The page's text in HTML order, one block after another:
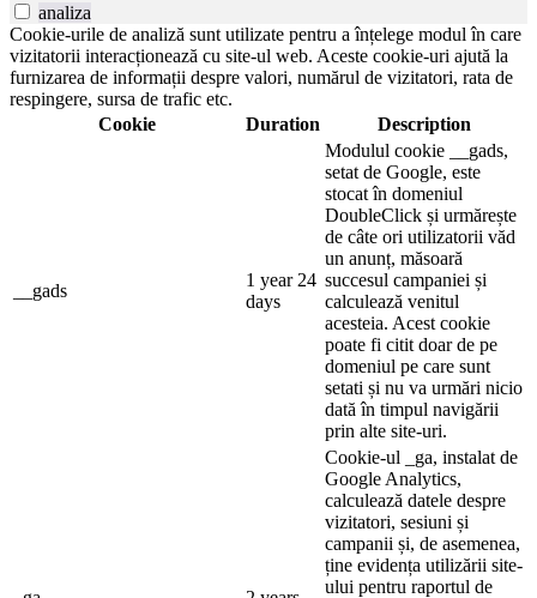
analiza
Cookie-urile de analiză sunt utilizate pentru a înțelege modul în care
vizitatorii interacționează cu site-ul web. Aceste cookie-uri ajută la
furnizarea de informații despre valori, numărul de vizitatori, rata de
respingere, sursa de trafic etc.
Cookie
Duration Description
__gads
1 year 24
days
Modulul cookie __gads,
setat de Google, este
stocat în domeniul
DoubleClick și urmărește
de câte ori utilizatorii văd
un anunț, măsoară
succesul campaniei și
calculează venitul
acesteia. Acest cookie
poate fi citit doar de pe
domeniul pe care sunt
setati și nu va urmări nicio
dată în timpul navigării
prin alte site-uri.
Cookie-ul _ga, instalat de
Google Analytics,
calculează datele despre
vizitatori, sesiuni și
campanii și, de asemenea,
ține evidența utilizării site-
ului pentru raportul de